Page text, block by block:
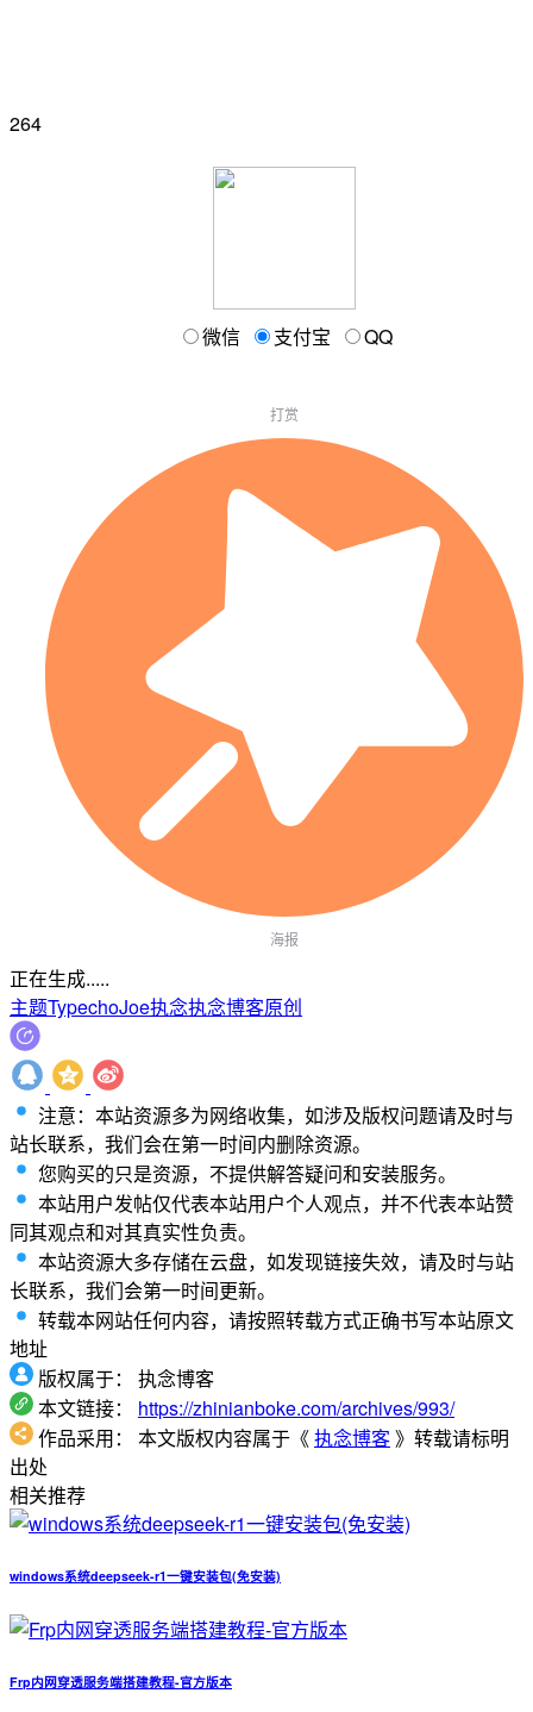
264
微信 支付宝 QQ
打赏
海报
正在生成.....
主题TypechoJoe执念执念博客原创
注意：本站资源多为网络收集，如涉及版权问题请及时与
站长联系，我们会在第一时间内删除资源。
您购买的只是资源，不提供解答疑问和安装服务。
本站用户发帖仅代表本站用户个人观点，并不代表本站赞
同其观点和对其真实性负责。
本站资源大多存储在云盘，如发现链接失效，请及时与站
长联系，我们会第一时间更新。
转载本网站任何内容，请按照转载方式正确书写本站原文
地址
版权属于：
执念博客
本文链接：
https://zhinianboke.com/archives/993/
作品采用：
本文版权内容属于《执念博客》转载请标明
出处
相关推荐
windows系统deepseek-r1一键安装包(免安装)
Frp内网穿透服务端搭建教程-官方版本